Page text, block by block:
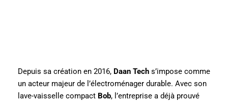
Depuis sa création en 2016, Daan Tech s’impose comme
un acteur majeur de l’électroménager durable. Avec son
lave-vaisselle compact Bob, l’entreprise a déjà prouvé